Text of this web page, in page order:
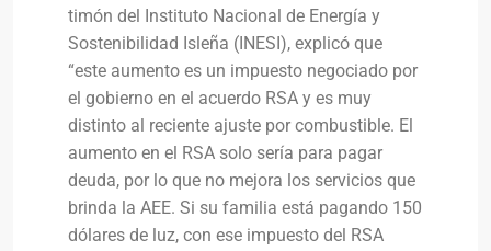
timón del Instituto Nacional de Energía y
Sostenibilidad Isleña (INESI), explicó que
“este aumento es un impuesto negociado por
el gobierno en el acuerdo RSA y es muy
distinto al reciente ajuste por combustible. El
aumento en el RSA solo sería para pagar
deuda, por lo que no mejora los servicios que
brinda la AEE. Si su familia está pagando 150
dólares de luz, con ese impuesto del RSA